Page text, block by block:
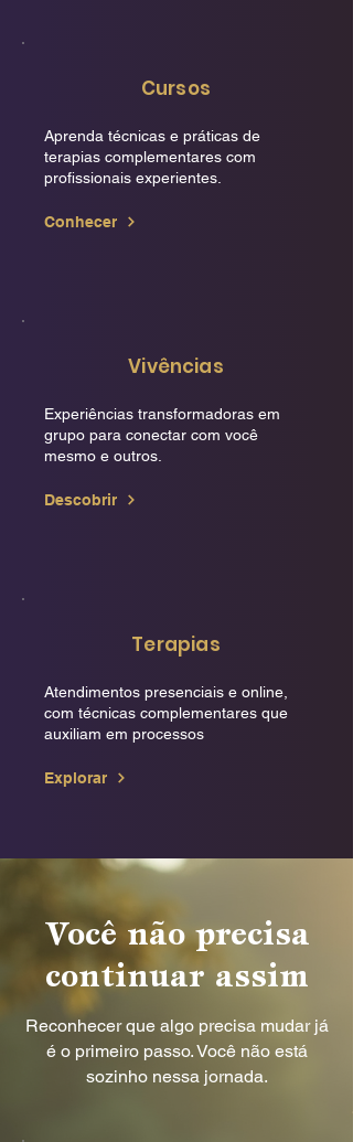
Cursos
Aprenda técnicas e práticas de
terapias complementares com
profissionais experientes.
Conhecer
Vivências
Experiências transformadoras em
grupo para conectar com você
mesmo e outros.
Descobrir
Terapias
Atendimentos presenciais e online,
com técnicas complementares que
auxiliam em processos
Explorar
Você não precisa
continuar assim
Reconhecer que algo precisa mudar já
é o primeiro passo. Você não está
sozinho nessa jornada.